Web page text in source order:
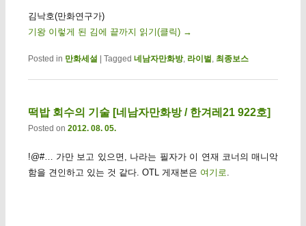
김낙호(만화연구가)
기왕 이렇게 된 김에 끝까지 읽기(클릭) →
Posted in 만화세설 Tagged 네남자만화방, 라이벌 , 최종보스
떡밥 회수의 기술 [네남자만화방 / 한겨레21 922호]
Posted on 2012. 08. 05.
!@#… 가만 보고 있으면, 나라는 필자가 이 연재 코너의 매니악
함을 견인하고 있는 것 같다. OTL 게재본은 여기로